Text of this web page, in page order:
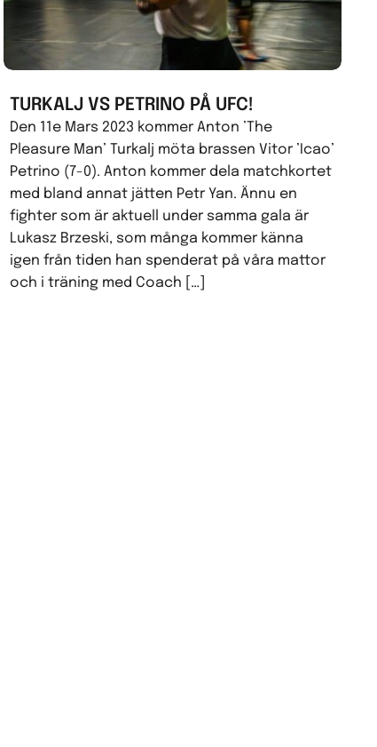
TURKALJ VS PETRINO PÅ UFC!
Den 11e Mars 2023 kommer Anton ’The
Pleasure Man’ Turkalj möta brassen Vitor ’Icao’
Petrino (7-0). Anton kommer dela matchkortet
med bland annat jätten Petr Yan. Ännu en
fighter som är aktuell under samma gala är
Lukasz Brzeski, som många kommer känna
igen från tiden han spenderat på våra mattor
och i träning med Coach […]